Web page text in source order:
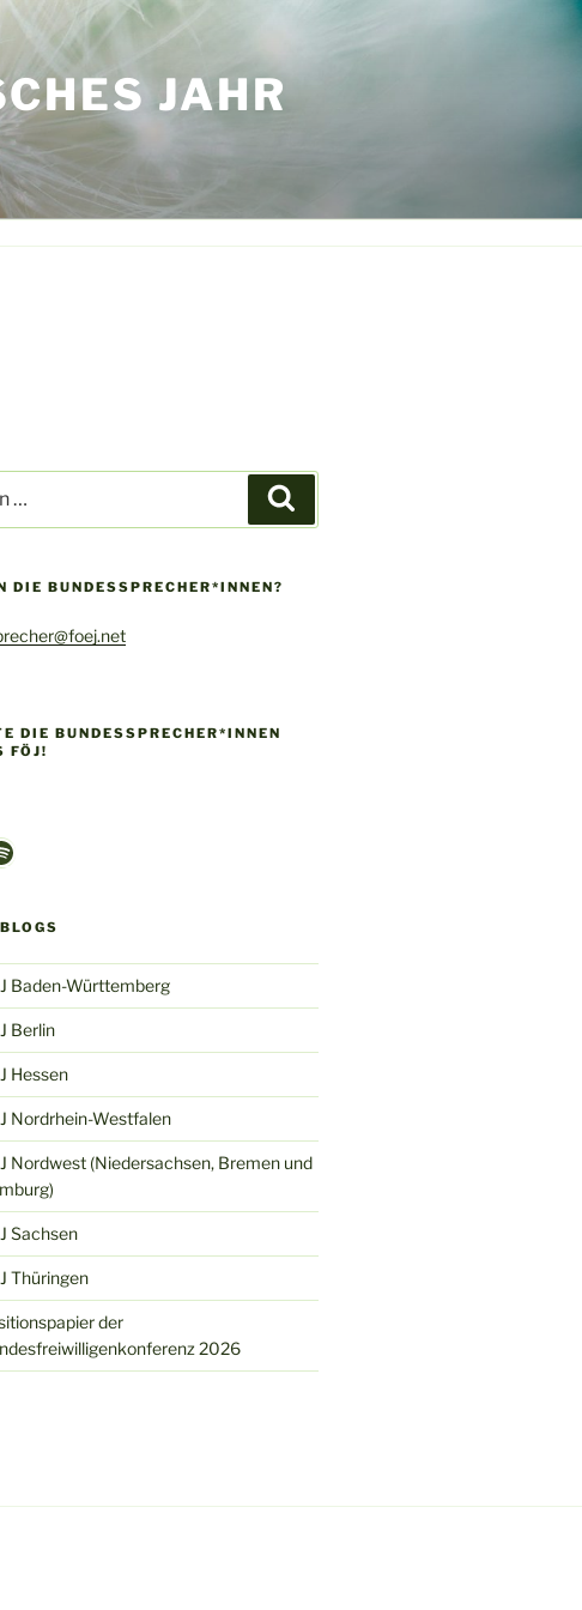
JAHR
DIE BUNDESSPRECHER*INNEN?
DIE BUNDESSPRECHER*INNEN
FÖJ!
Baden-Württemberg
Berlin
Hessen
Nordrhein-Westfalen
Nordwest (Niedersachsen, Bremen und
Sachsen
Thüringen
der
2026